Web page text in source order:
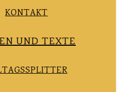
KONTAKT
UND TEXTE